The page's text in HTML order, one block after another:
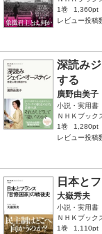
1巻
1,360pt
レビュー投稿
深読み
する
廣野由美子
小説・実用書
ＮＨＫブック
1巻
1,280pt
レビュー投稿
日本と
大嶽秀夫
小説・実用書
ＮＨＫブック
1巻
1,110pt